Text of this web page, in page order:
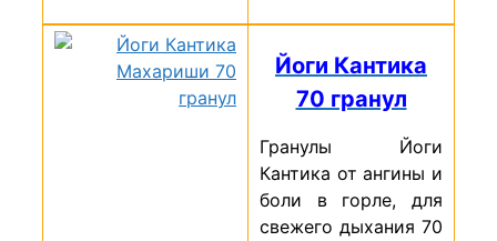
Йоги Кантика
70 гранул
Гранулы Йоги
Кантика от ангины и
боли в горле, для
свежего дыхания 70